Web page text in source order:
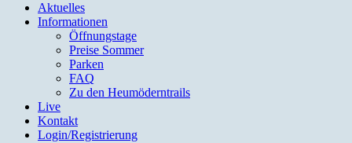
Aktuelles
Informationen
Öffnungstage
Preise Sommer
Parken
FAQ
Zu den Heumöderntrails
Live
Kontakt
Login/Registrierung